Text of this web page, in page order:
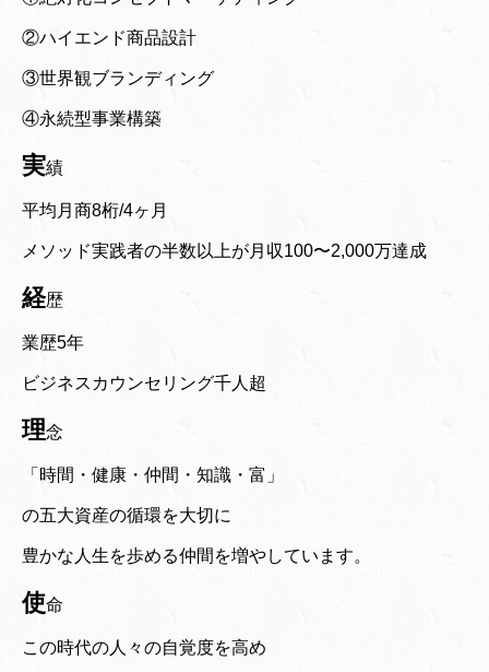
②ハイエンド商品設計
③世界観ブランディング
④永続型事業構築
実績
平均月商8桁/4ヶ月
メソッド実践者の半数以上が月収100〜2,000万達成
経歴
業歴5年
ビジネスカウンセリング千人超
理念
「時間・健康・仲間・知識・富」
の五大資産の循環を大切に
豊かな人生を歩める仲間を増やしています。
使命
この時代の人々の自覚度を高め